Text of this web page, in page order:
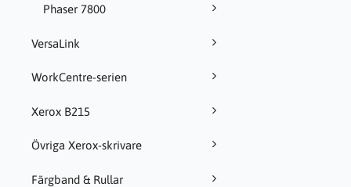
Phaser 7800
VersaLink
WorkCentre-serien
Xerox B215
Övriga Xerox-skrivare
Färgband & Rullar